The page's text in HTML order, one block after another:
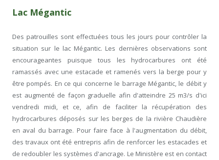
Lac Mégantic
Des patrouilles sont effectuées tous les jours pour contrôler la
situation sur le lac Mégantic. Les dernières observations sont
encourageantes puisque tous les hydrocarbures ont été
ramassés avec une estacade et ramenés vers la berge pour y
être pompés. En ce qui concerne le barrage Mégantic, le débit y
est augmenté de façon graduelle afin d'atteindre 25 m3/s d'ici
vendredi midi, et ce, afin de faciliter la récupération des
hydrocarbures déposés sur les berges de la rivière Chaudière
en aval du barrage. Pour faire face à l'augmentation du débit,
des travaux ont été entrepris afin de renforcer les estacades et
de redoubler les systèmes d'ancrage. Le Ministère est en contact